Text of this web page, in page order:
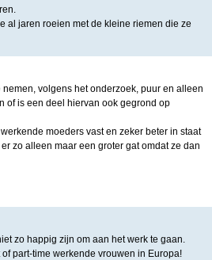
al jaren roeien met de kleine riemen die ze
volgens het onderzoek, puur en alleen
of is een deel hiervan ook gegrond op
moeders vast en zeker beter in staat
zo alleen maar een groter gat omdat ze dan
zo happig zijn om aan het werk te gaan.
part-time werkende vrouwen in Europa!